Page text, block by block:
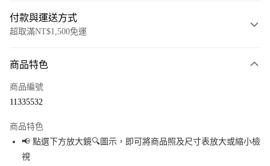
付款與運送方式
超取滿NT$1,500免運
信用卡一次付款
Apple Pay
街口支付
商品特色
商品編號
11335532
商品特色
📢 點選下方放大鏡🔍圖示，即可將商品照及尺寸表放大或縮小檢
視